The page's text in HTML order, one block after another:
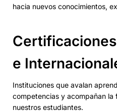
hacia nuevos conocimientos,
e
Instituciones que avalan
competencias y acompañan la
nuestros estudiantes.